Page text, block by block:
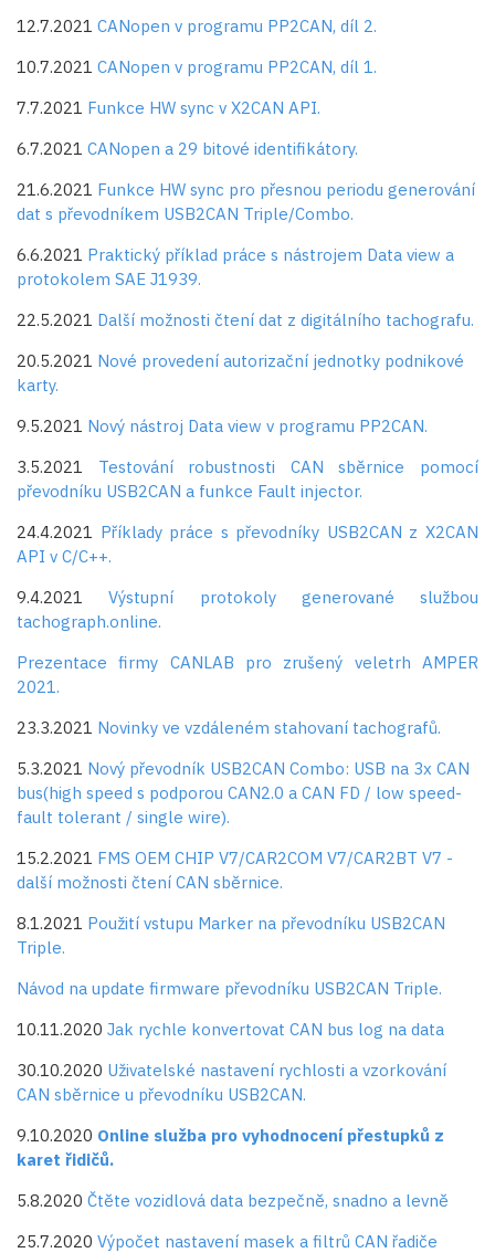
12.7.2021 CANopen v programu PP2CAN, díl 2.
10.7.2021 CANopen v programu PP2CAN, díl 1.
7.7.2021 Funkce HW sync v X2CAN API.
6.7.2021 CANopen a 29 bitové identifikátory.
21.6.2021 Funkce HW sync pro přesnou periodu generování
dat s převodníkem USB2CAN Triple/Combo.
6.6.2021 Praktický příklad práce s nástrojem Data view a
protokolem SAE J1939.
22.5.2021 Další možnosti čtení dat z digitálního tachografu.
20.5.2021 Nové provedení autorizační jednotky podnikové
karty.
9.5.2021 Nový nástroj Data view v programu PP2CAN.
3.5.2021 Testování robustnosti CAN sběrnice pomocí
převodníku USB2CAN a funkce Fault injector.
24.4.2021 Příklady práce s převodníky USB2CAN z X2CAN
API v C/C++.
9.4.2021 Výstupní protokoly generované službou
tachograph.online.
Prezentace firmy CANLAB pro zrušený veletrh AMPER
2021.
23.3.2021 Novinky ve vzdáleném stahovaní tachografů.
5.3.2021 Nový převodník USB2CAN Combo: USB na 3x CAN
bus(high speed s podporou CAN2.0 a CAN FD / low speed-
fault tolerant / single wire).
15.2.2021 FMS OEM CHIP V7/CAR2COM V7/CAR2BT V7 -
další možnosti čtení CAN sběrnice.
8.1.2021 Použití vstupu Marker na převodníku USB2CAN
Triple.
Návod na update firmware převodníku USB2CAN Triple.
10.11.2020 Jak rychle konvertovat CAN bus log na data
30.10.2020 Uživatelské nastavení rychlosti a vzorkování
CAN sběrnice u převodníku USB2CAN.
9.10.2020 Online služba pro vyhodnocení přestupků z
karet řidičů.
5.8.2020 Čtěte vozidlová data bezpečně, snadno a levně
25.7.2020 Výpočet nastavení masek a filtrů CAN řadiče